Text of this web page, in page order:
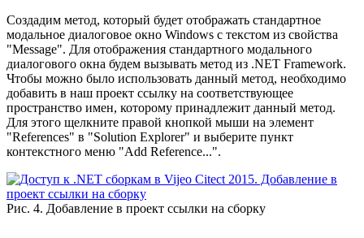
Создадим метод, который будет отображать стандартное
модальное диалоговое окно Windows с текстом из свойства
"Message". Для отображения стандартного модального
диалогового окна будем вызывать метод из .NET Framework.
Чтобы можно было использовать данный метод, необходимо
добавить в наш проект ссылку на соответствующее
пространство имен, которому принадлежит данный метод.
Для этого щелкните правой кнопкой мыши на элемент
"References" в "Solution Explorer" и выберите пункт
контекстного меню "Add Reference...".
Рис. 4. Добавление в проект ссылки на сборку